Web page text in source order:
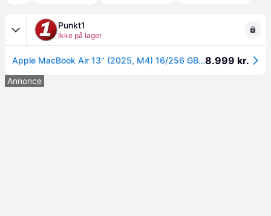
Punkt1
Ikke på lager
Apple MacBook Air 13" (2025, M4) 16/256 GB, himmelblå.8.999 kr.
Annonce